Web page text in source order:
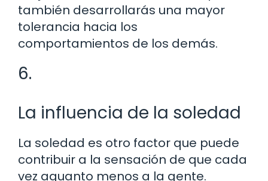
también desarrollarás una mayor
tolerancia hacia los
comportamientos de los demás.
6.
La influencia de la soledad
La soledad es otro factor que puede
contribuir a la sensación de que cada
vez aguanto menos a la gente.